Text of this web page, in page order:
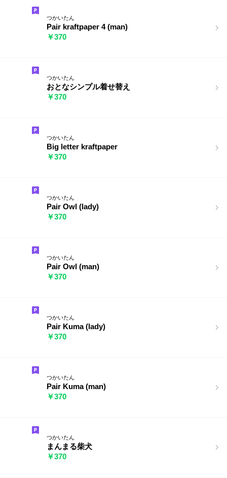
つかいたん
Pair kraftpaper 4 (man)
￥370
つかいたん
おとなシンプル着せ替え
￥370
つかいたん
Big letter kraftpaper
￥370
つかいたん
Pair Owl (lady)
￥370
つかいたん
Pair Owl (man)
￥370
つかいたん
Pair Kuma (lady)
￥370
つかいたん
Pair Kuma (man)
￥370
つかいたん
まんまる柴犬
￥370